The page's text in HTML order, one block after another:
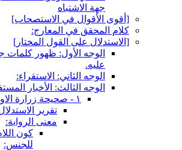
جهة الاشتباه
[أقوى الأقوال في الاستصحاب‏]
كلام المحقق في المعارج:
[الاستدلال على القول المختار]
الوجه الأول: ظهور كلمات
عليه.
الوجه الثاني: الاستقراء:
الوجه الثالث: الأخبار
١ - صحيحة زرارة الاولى:
تقرير الاستدلال:
معنى الرواية:
كون
للجنس: